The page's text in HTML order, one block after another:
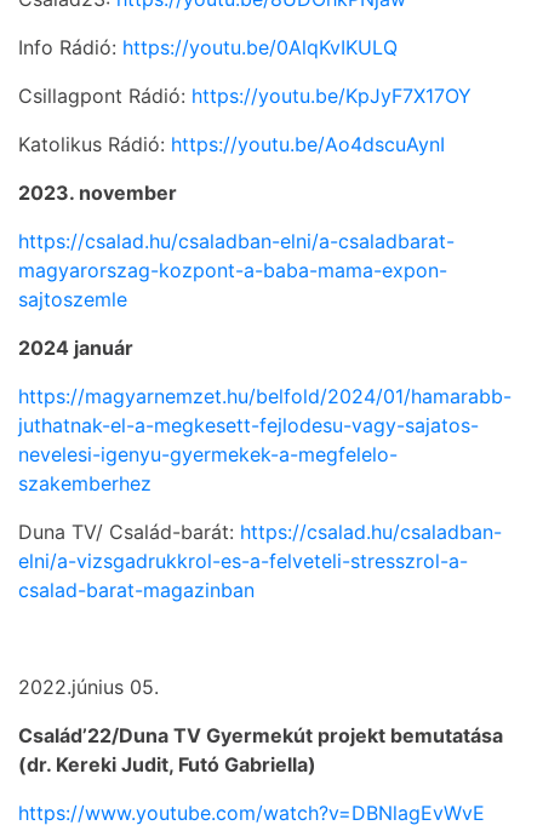
Info Rádió: https://youtu.be/0AlqKvIKULQ
Csillagpont Rádió: https://youtu.be/KpJyF7X17OY
Katolikus Rádió: https://youtu.be/Ao4dscuAynI
2023. november
https://csalad.hu/csaladban-elni/a-csaladbarat-
magyarorszag-kozpont-a-baba-mama-expon-
sajtoszemle
2024 január
https://magyarnemzet.hu/belfold/2024/01/hamarabb-
juthatnak-el-a-megkesett-fejlodesu-vagy-sajatos-
nevelesi-igenyu-gyermekek-a-megfelelo-
szakemberhez
Duna TV/ Család-barát: https://csalad.hu/csaladban-
elni/a-vizsgadrukkrol-es-a-felveteli-stresszrol-a-
csalad-barat-magazinban
2022.június 05.
Család’22/Duna TV Gyermekút projekt bemutatása
(dr. Kereki Judit, Futó Gabriella)
https://www.youtube.com/watch?v=DBNlagEvWvE